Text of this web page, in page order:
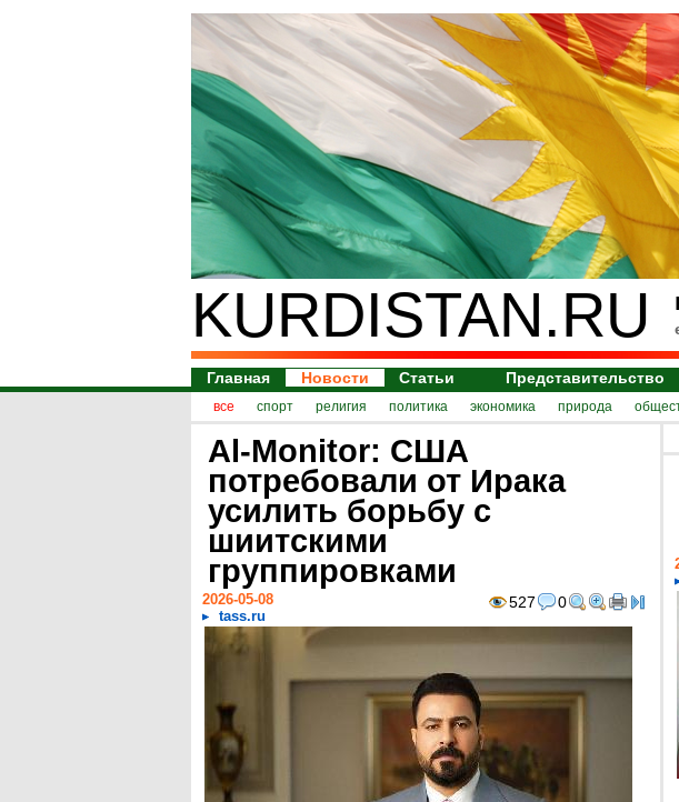
KURDISTAN.RU
Главная Новости Статьи Представительство
все спорт религия политика экономика природа
Al-Monitor: США
потребовали от Ирака
усилить борьбу с
шиитскими
группировками
527 0
2026-05-08
tass.ru